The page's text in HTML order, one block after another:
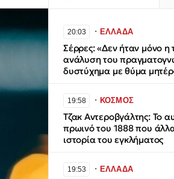
20:03 ∙ ΕΛΛΑΔΑ
Σέρρες: «Δεν ήταν μόνο η
ανάλυση του
δυστύχημα με θύμα
19:58 ∙ ΚΟΣΜΟΣ
Τζακ Αντεροβγάλτης: To
πρωινό του 1888 που
ιστορία του εγκλήματος
19:53 ∙ ΕΛΛΑΔΑ